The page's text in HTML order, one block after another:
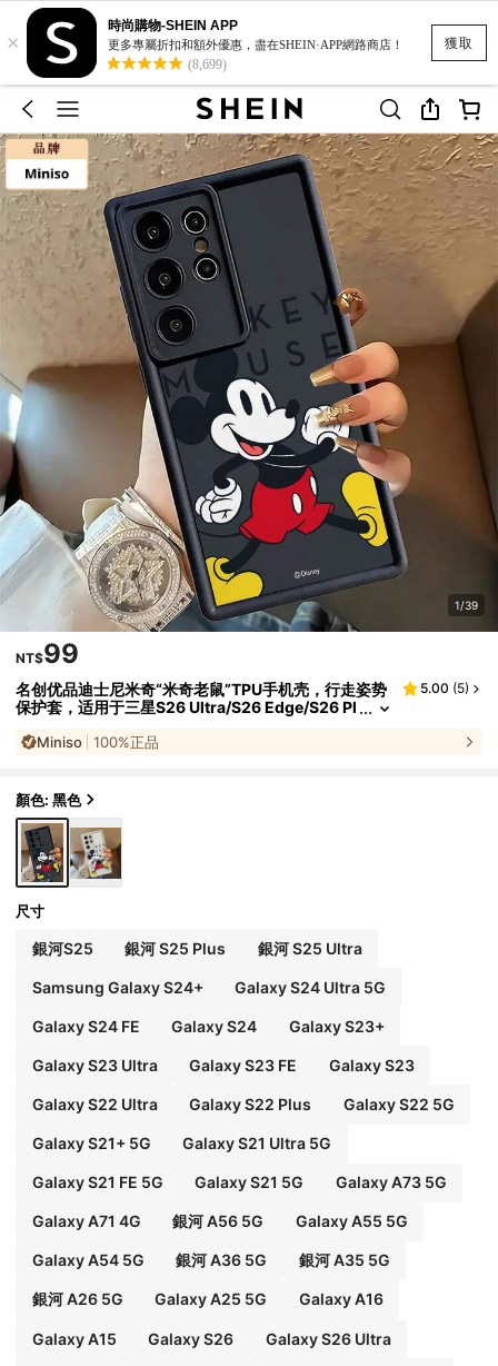
獲取
×
時尚購物-SHEIN APP
更多專屬折扣和額外優惠，盡在SHEIN·APP網路商店！
(8,699)
1/39
NT$99
名创优品迪士尼米奇“米奇老鼠”TPU手机壳，行走姿势
保护套，适用于三星S26 Ultra/S26 Edge/S26 Pl
dge/S24 Ultra/S24 Plus/S24/S24FE/S23FE/S23 Ul
6/A33/A34/A35/A36/A52/A53/A54/A55/A56/A7
1/A72/A73/圣诞礼物/女朋友
5.00 (5)
Miniso 100%正品
顏色: 黑色
尺寸
銀河S25 銀河 S25 Plus 銀河 S25 Ultra
Samsung Galaxy S24+ Galaxy S24 Ultra 5G
Galaxy S24 FE Galaxy S24 Galaxy S23+
Galaxy S23 Ultra Galaxy S23 FE Galaxy S23
Galaxy S22 Ultra Galaxy S22 Plus Galaxy S22 5G
Galaxy S21+ 5G Galaxy S21 Ultra 5G
Galaxy S21 FE 5G Galaxy S21 5G Galaxy A73 5G
Galaxy A71 4G 銀河 A56 5G Galaxy A55 5G
Galaxy A54 5G 銀河 A36 5G 銀河 A35 5G
銀河 A26 5G Galaxy A25 5G Galaxy A16
Galaxy A15 Galaxy S26 Galaxy S26 Ultra